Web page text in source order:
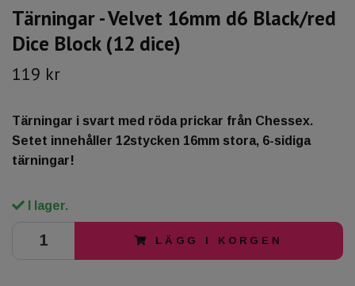
Tärningar - Velvet 16mm d6 Black/red
Dice Block (12 dice)
119 kr
Tärningar i svart med röda prickar från Chessex.
Setet innehåller 12stycken 16mm stora, 6-sidiga
tärningar!
I lager.
LÄGG I KORGEN